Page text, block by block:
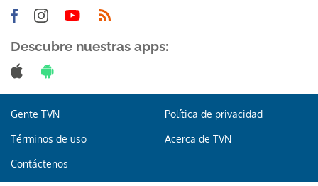
Descubre nuestras apps:
Gente TVN Política de privacidad
Términos de uso Acerca de TVN
Contáctenos